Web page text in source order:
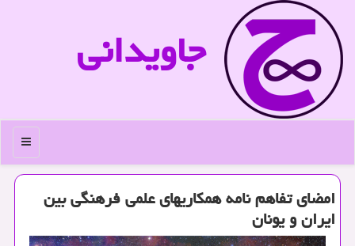
جاویدانی
منو
امضای تفاهم نامه همكاریهای علمی فرهنگی بین
ایران و یونان